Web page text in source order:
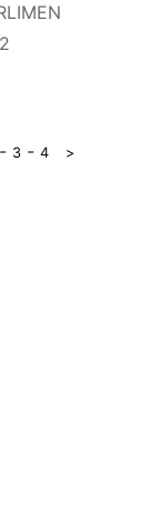
- 3 -4 >